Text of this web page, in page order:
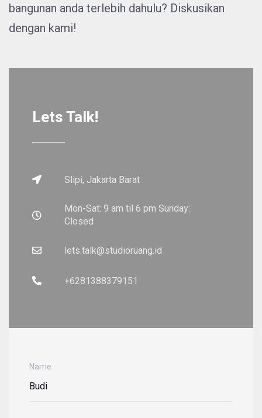
bangunan anda terlebih dahulu? Diskusikan
dengan kami!
Lets Talk!
Slipi, Jakarta Barat
Mon-Sat: 9 am til 6 pm Sunday:
Closed
lets.talk@studioruang.id
+6281388379151
Name